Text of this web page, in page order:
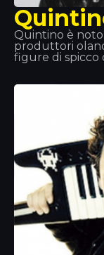
Quintino è
produttori
figure di spicco
nel suo lavoro
importanti.
sempre